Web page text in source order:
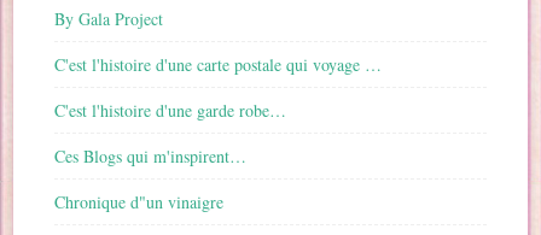
By Gala Project
C'est l'histoire d'une carte postale qui voyage …
C'est l'histoire d'une garde robe…
Ces Blogs qui m'inspirent…
Chronique d"un vinaigre